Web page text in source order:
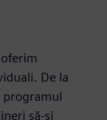
De la
să-și